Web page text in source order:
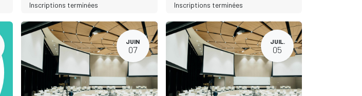
Inscriptions terminées Inscriptions terminées
JUIN
07
JUIL.
05